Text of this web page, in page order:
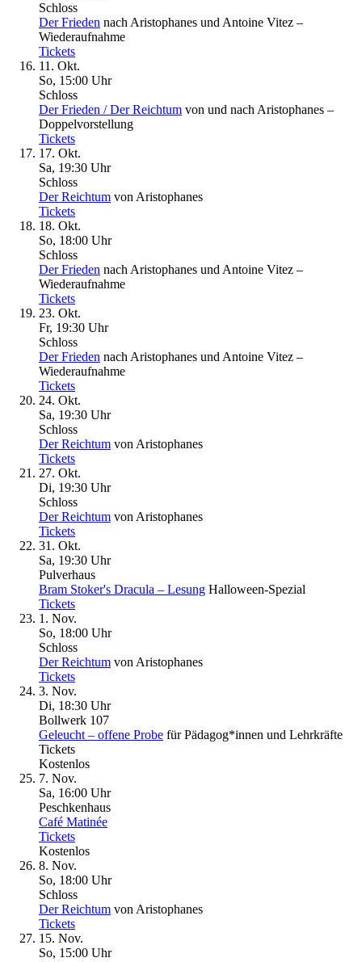
Schloss
Der Frieden nach Aristophanes und Antoine Vitez –
Wiederaufnahme
Tickets
11. Okt.
So, 15:00 Uhr
Schloss
Der Frieden / Der Reichtum von und nach Aristophanes –
Doppelvorstellung
Tickets
17. Okt.
Sa, 19:30 Uhr
Schloss
Der Reichtum von Aristophanes
Tickets
18. Okt.
So, 18:00 Uhr
Schloss
Der Frieden nach Aristophanes und Antoine Vitez –
Wiederaufnahme
Tickets
23. Okt.
Fr, 19:30 Uhr
Schloss
Der Frieden nach Aristophanes und Antoine Vitez –
Wiederaufnahme
Tickets
24. Okt.
Sa, 19:30 Uhr
Schloss
Der Reichtum von Aristophanes
Tickets
27. Okt.
Di, 19:30 Uhr
Schloss
Der Reichtum von Aristophanes
Tickets
31. Okt.
Sa, 19:30 Uhr
Pulverhaus
Bram Stoker's Dracula – Lesung Halloween-Spezial
Tickets
1. Nov.
So, 18:00 Uhr
Schloss
Der Reichtum von Aristophanes
Tickets
3. Nov.
Di, 18:30 Uhr
Bollwerk 107
Geleucht – offene Probe für Pädagog*innen und Lehrkräfte
Tickets
Kostenlos
7. Nov.
Sa, 16:00 Uhr
Peschkenhaus
Café Matinée
Tickets
Kostenlos
8. Nov.
So, 18:00 Uhr
Schloss
Der Reichtum von Aristophanes
Tickets
15. Nov.
So, 15:00 Uhr